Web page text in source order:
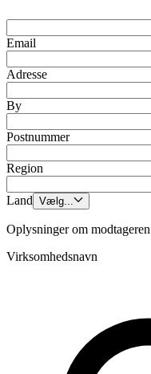
Email
Adresse
By
Postnummer
Region
Land Vælg...
Oplysninger om modtageren
Virksomhedsnavn